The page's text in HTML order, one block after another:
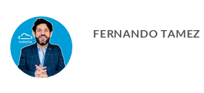
FERNANDO TAMEZ